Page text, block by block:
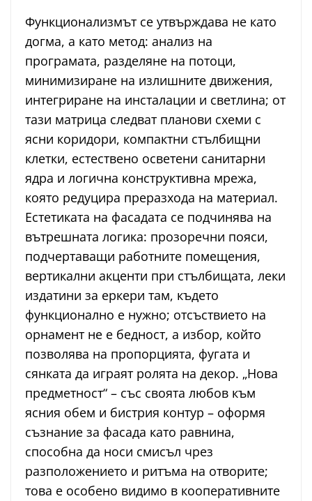
Функционализмът се утвърждава не като
догма, а като метод: анализ на
програмата, разделяне на потоци,
минимизиране на излишните движения,
интегриране на инсталации и светлина; от
тази матрица следват планови схеми с
ясни коридори, компактни стълбищни
клетки, естествено осветени санитарни
ядра и логична конструктивна мрежа,
която редуцира преразхода на материал.
Естетиката на фасадата се подчинява на
вътрешната логика: прозоречни пояси,
подчертаващи работните помещения,
вертикални акценти при стълбищата, леки
издатини за еркери там, където
функционално е нужно; отсъствието на
орнамент не е бедност, а избор, който
позволява на пропорцията, фугата и
сянката да играят ролята на декор. „Нова
предметност“ – със своята любов към
ясния обем и бистрия контур – оформя
съзнание за фасада като равнина,
способна да носи смисъл чрез
разположението и ритъма на отворите;
това е особено видимо в кооперативните